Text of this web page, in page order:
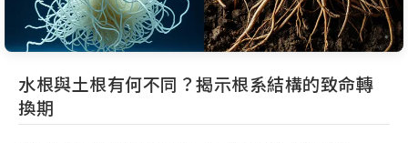
水根與土根有何不同？揭示根系結構的致命轉
換期